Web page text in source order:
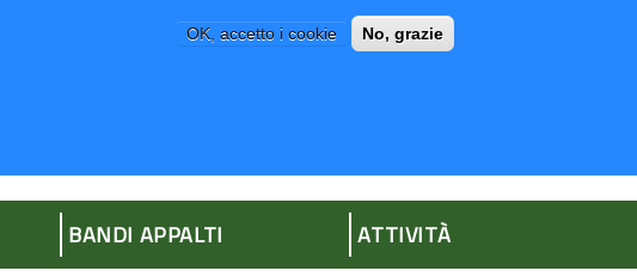
OK, accetto i cookie No, grazie
BANDI APPALTI ATTIVITÀ